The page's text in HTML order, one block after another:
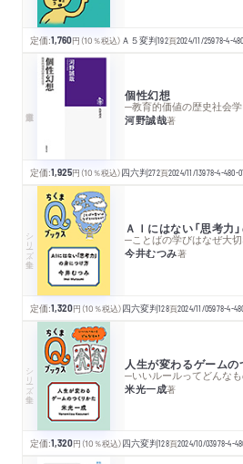
定価:1,760円 （10％税込） Ａ５変判192頁2024/11/25978-4-
個性幻想
─教育的価値の歴史社会学
河野誠哉著
定価:1,925円 （10％税込）四六判272頁2024/11/13978-4-480-
シリーズ・全集 ＡＩにはない「思考力
─ことばの学びはなぜ大切
今井むつみ著
定価:1,320円 （10％税込）四六変判128頁2024/11/05978-4-
シリーズ・全集 人生が変わるゲームの
─いいルールってどんなも
米光一成著
定価:1,320円 （10％税込）四六変判128頁2024/10/03978-4-